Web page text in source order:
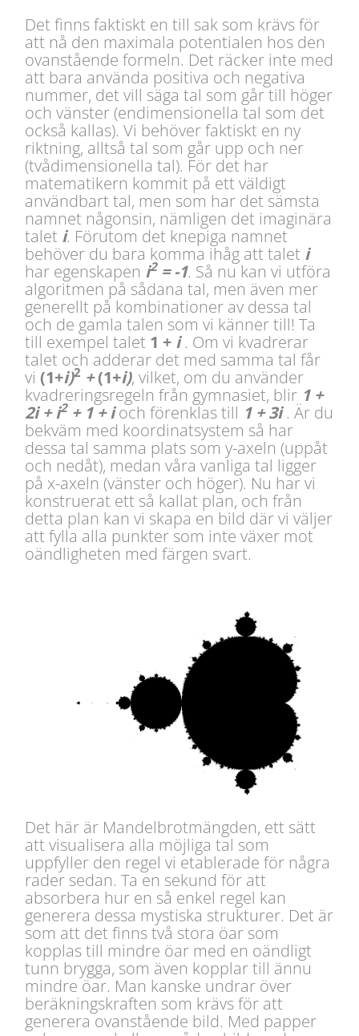
Det finns faktiskt en till sak som krävs för
att nå den maximala potentialen hos den
ovanstående formeln. Det räcker inte med
att bara använda positiva och negativa
nummer, det vill säga tal som går till höger
och vänster (endimensionella tal som det
också kallas). Vi behöver faktiskt en ny
riktning, alltså tal som går upp och ner
(tvådimensionella tal). För det har
matematikern kommit på ett väldigt
användbart tal, men som har det sämsta
namnet någonsin, nämligen det imaginära
talet i. Förutom det knepiga namnet
behöver du bara komma ihåg att talet i
har egenskapen i2= -1. Så nu kan vi utföra
algoritmen på sådana tal, men även mer
generellt på kombinationer av dessa tal
och de gamla talen som vi känner till! Ta
till exempel talet 1 + i. Om vi kvadrerar
talet och adderar det med samma tal får
vi(1+i)2 +(1+i), vilket, om du använder
kvadreringsregeln från gymnasiet, blir 1 +
2i + i2+ 1 + ioch förenklas till 1 + 3i. Är du
bekväm med koordinatsystem så har
dessa tal samma plats som y-axeln (uppåt
och nedåt), medan våra vanliga tal ligger
på x-axeln (vänster och höger). Nu har vi
konstruerat ett så kallat plan, och från
detta plan kan vi skapa en bild där vi väljer
att fylla alla punkter som inte växer mot
oändligheten med färgen svart.
Det här är Mandelbrotmängden, ett sätt
att visualisera alla möjliga tal som
uppfyller den regel vi etablerade för några
rader sedan. Ta en sekund för att
absorbera hur en så enkel regel kan
generera dessa mystiska strukturer. Det är
som att det finns två stora öar som
kopplas till mindre öar med en oändligt
tunn brygga, som även kopplar till ännu
mindre öar. Man kanske undrar över
beräkningskraften som krävs för att
generera ovanstående bild. Med papper